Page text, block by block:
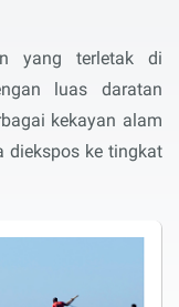
yang terletak di
luas daratan
kekayan alam
diekspos ke tingkat